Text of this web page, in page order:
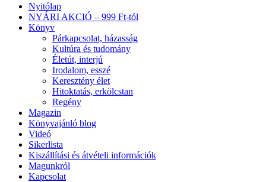
Nyitólap
NYÁRI AKCIÓ – 999 Ft-tól
Könyv
Párkapcsolat, házasság
Kultúra és tudomány
Életút, interjú
Irodalom, esszé
Keresztény élet
Hitoktatás, erkölcstan
Regény
Magazin
Könyvajánló blog
Videó
Sikerlista
Kiszállítási és átvételi információk
Magunkról
Kapcsolat